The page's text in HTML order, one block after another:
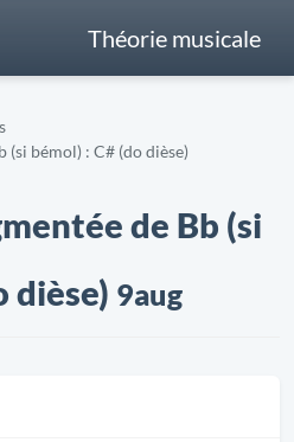
Théorie musicale
(si bémol) : C# (do dièse)
de Bb (si
dièse) 9aug